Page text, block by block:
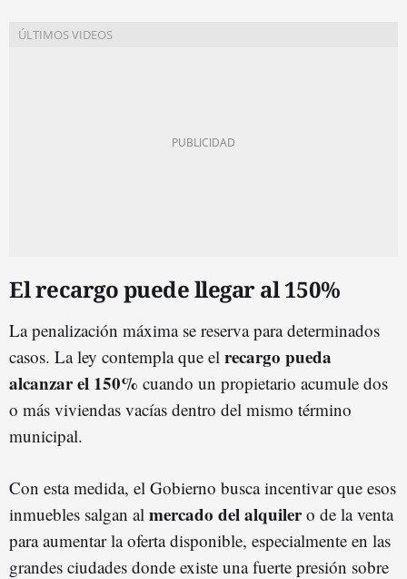
El recargo puede llegar al 150%
La penalización máxima se reserva para determinados
casos. La ley contempla que el recargo pueda
alcanzar el 150% cuando un propietario acumule dos
o más viviendas vacías dentro del mismo término
municipal.
Con esta medida, el Gobierno busca incentivar que esos
inmuebles salgan al mercado del alquilero de la venta
para aumentar la oferta disponible, especialmente en las
grandes ciudades donde existe una fuerte presión sobre